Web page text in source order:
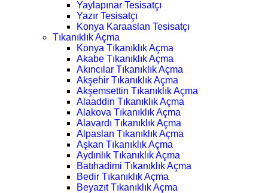
Yaylapınar Tesisatçı
Yazır Tesisatçı
Konya Karaaslan Tesisatçı
Tıkanıklık Açma
Konya Tıkanıklık Açma
Akabe Tıkanıklık Açma
Akıncılar Tıkanıklık Açma
Akşehir Tıkanıklık Açma
Akşemsettin Tıkanıklık Açma
Alaaddin Tıkanıklık Açma
Alakova Tıkanıklık Açma
Alavardı Tıkanıklık Açma
Alpaslan Tıkanıklık Açma
Aşkan Tıkanıklık Açma
Aydınlık Tıkanıklık Açma
Batıhadimi Tıkanıklık Açma
Bedir Tıkanıklık Açma
Beyazıt Tıkanıklık Açma